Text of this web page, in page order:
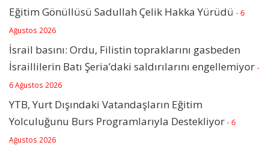
Eğitim Gönüllüsü Sadullah Çelik Hakka Yürüdü - 6
Ağustos 2026
İsrail basını: Ordu, Filistin topraklarını gasbeden
İsraillilerin Batı Şeria’daki saldırılarını engellemiyor -
6 Ağustos 2026
YTB, Yurt Dışındaki Vatandaşların Eğitim
Yolculuğunu Burs Programlarıyla Destekliyor - 6
Ağustos 2026